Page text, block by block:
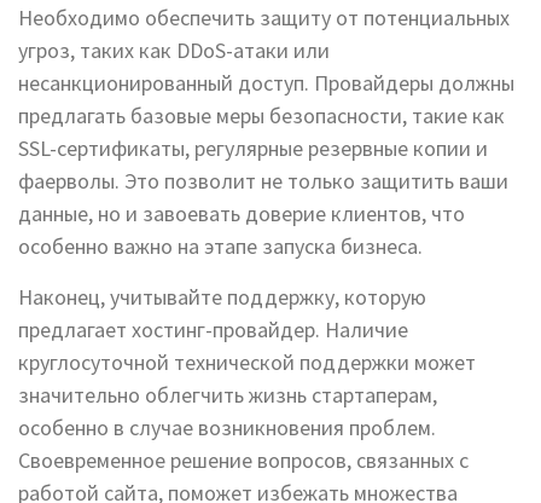
Необходимо обеспечить защиту от потенциальных
угроз, таких как DDoS-атаки или
несанкционированный доступ. Провайдеры должны
предлагать базовые меры безопасности, такие как
SSL-сертификаты, регулярные резервные копии и
фаерволы. Это позволит не только защитить ваши
данные, но и завоевать доверие клиентов, что
особенно важно на этапе запуска бизнеса.
Наконец, учитывайте поддержку, которую
предлагает хостинг-провайдер. Наличие
круглосуточной технической поддержки может
значительно облегчить жизнь стартаперам,
особенно в случае возникновения проблем.
Своевременное решение вопросов, связанных с
работой сайта, поможет избежать множества